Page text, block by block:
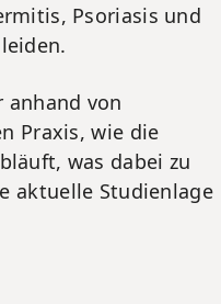
Psoriasis und
von
Praxis, wie die
was dabei zu
aktuelle Studienlage